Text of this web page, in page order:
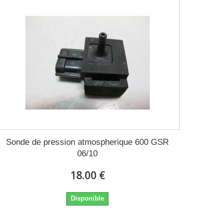
Sonde de pression atmospherique 600 GSR
06/10
18.00 €
Disponible